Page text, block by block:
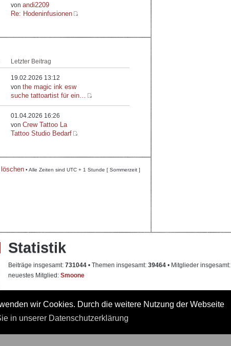
wir Cookies. Durch die weitere Nutzung der Webseite
in unserer Datenschutzerklärung
vonandi2209
Re: Hodeninfusionen
Letzter Beitrag
19.02.2026 13:12
vonthe magic ink esw
suche tattoartist für ein…
01.04.2026 16:26
vonCrew Tattoo La
Tattoo Studio Bedarf
• Alle Zeiten sind UTC + 1 Stunde [ Sommerzeit ]
Statistik
Beiträge insgesamt: 731044 • Themen insgesamt: 39464 • Mitglieder insgesamt:
neuestes Mitglied: Smoone